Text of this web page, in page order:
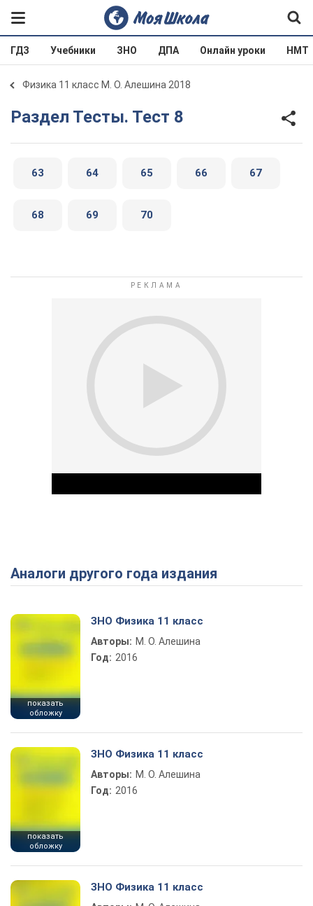
ГДЗ Учебники ЗНО ДПА Онлайн уроки НМТ
Физика 11 класс М. О. Алешина 2018
Раздел Тесты. Тест 8
63 64 65 66 67
68 69 70
Play Video
Аналоги другого года издания
показать
обложку
ЗНО Физика 11 класс
Авторы: М. О. Алешина
Год: 2016
показать
обложку
ЗНО Физика 11 класс
Авторы: М. О. Алешина
Год: 2016
ЗНО Физика 11 класс